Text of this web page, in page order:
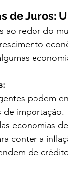
de Juros:
ao redor do
podem
de importação.
economias
conter a
de